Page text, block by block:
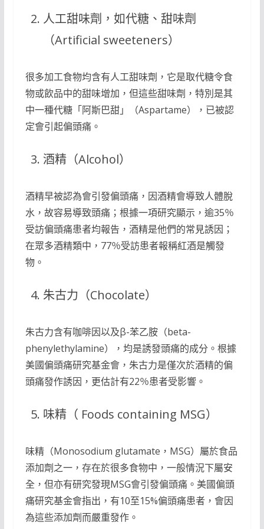
人工甜味劑，如代糖、甜味劑
（Artificial sweeteners）
很多加工食物均含有人工甜味劑，它是取代糖令食
物或飲品中的甜味增加，但這些甜味劑，特別是其
中一種代糖「阿斯巴甜」（Aspartame），已被認
定會引起偏頭痛。
酒精（Alcohol）
酒精早被認為會引發偏頭痛，因酒精會導致人體脫
水，故容易導致頭痛；根據一項研究顯示，逾35％
受訪偏頭痛患者均報告，酒精是他們的常見誘因；
在眾多酒精類中，77％受訪患者報稱紅酒是觸發
物。
朱古力（Chocolate）
朱古力含有咖啡因以及β-苯乙胺（beta-
phenylethylamine），均是誘發頭痛的成分。根據
美國偏頭痛研究基金會，朱古力是僅次於酒精的偏
頭痛發作誘因，更估計有22％患者受影響。
味精（ Foods containing MSG）
味精（Monosodium glutamate，MSG）屬於食品
添加劑之一，存在於很多食物中，一般情況下屬安
全，但亦有研究發現MSG會引發偏頭痛。美國偏頭
痛研究基金會指出，有10至15%偏頭痛患者，會因
為這些添加劑而嚴重發作。